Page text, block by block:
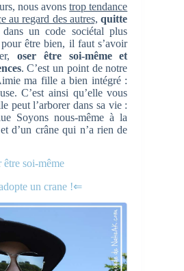
nous avonstrop tendance
au regard des autres, quitte
un code sociétal plus
être bien, il faut s’avoir
oser être soi-même et
. C’est un point de notre
ma fille a bien intégré :
C’est ainsi qu’elle vous
peut l’arborer dans sa vie :
Soyons nous-même à la
d’un crâne qui n’a rien de
soi-même
un crane !⇐